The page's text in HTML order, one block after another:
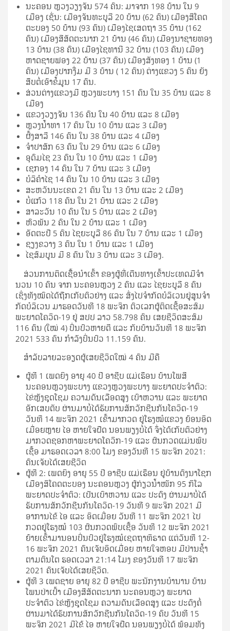
ນະຄອນ ຫຼວງວຽງຈັນ 574 ຄົນ: ມາຈາກ 198 ບ້ານ ໃນ 9
ເມືອງ ເຊັ່ນ: ເມືອງຈັນທະບູລີ 20 ບ້ານ (62 ຄົນ) ເມືອງສີໂຄດ
ຕະບອງ 50 ບ້ານ (93 ຄົນ) ເມືອງໄຊເສດຖາ 35 ບ້ານ (162
ຄົນ) ເມືອງສີສັດຕະນາກ 21 ບ້ານ (46 ຄົນ) ເມືອງນາຊາຍທອງ
13 ບ້ານ (38 ຄົນ) ເມືອງໄຊທານີ 32 ບ້ານ (103 ຄົນ) ເມືອງ
ຫາດຊາຍຟອງ 22 ບ້ານ (37 ຄົນ) ເມືອງສັງທອງ 1 ບ້ານ (1
ຄົນ) ເມືອງປາກງື່ມ ມີ 3 ບ້ານ ( 12 ຄົນ) ຕ່າງແຂວງ 5 ຄົນ ຍັງ
ສືບຕໍ່ເອົາຂໍ້ມູນ 17 ຄົນ.
ສ່ວນຕ່າງແຂວງມີ ຫຼວງພະບາງ 151 ຄົນ ໃນ 35 ບ້ານ ແລະ 8
ເມືອງ
ແຂວງວຽງຈັນ 136 ຄົນ ໃນ 40 ບ້ານ ແລະ 8 ເມືອງ
ຫຼວງນໍ້າທາ 17 ຄົນ ໃນ 10 ບ້ານ ແລະ 3 ເມືອງ
ຜົ້ງສາລີ 146 ຄົນ ໃນ 38 ບ້ານ ແລະ 4 ເມືອງ
ຈຳປາສັກ 63 ຄົນ ໃນ 29 ບ້ານ ແລະ 6 ເມືອງ
ອຸດົມໄຊ 23 ຄົນ ໃນ 10 ບ້ານ ແລະ 1 ເມືອງ
ເຊກອງ 14 ຄົນ ໃນ 7 ບ້ານ ແລະ 3 ເມືອງ
ບໍລິຄຳໄຊ 14 ຄົນ ໃນ 10 ບ້ານ ແລະ 3 ເມືອງ
ສະຫວັນນະເຂດ 21 ຄົນ ໃນ 13 ບ້ານ ແລະ 2 ເມືອງ
ບໍ່ແກ້ວ 118 ຄົນ ໃນ 21 ບ້ານ ແລະ 2 ເມືອງ
ສາລະວັນ 10 ຄົນ ໃນ 5 ບ້ານ ແລະ 2 ເມືອງ
ຫົວພັນ 2 ຄົນ ໃນ 2 ບ້ານ ແລະ 1 ເມືອງ
ອັດຕະປື 5 ຄົນ ໄຊຍະບູລີ 86 ຄົນ ໃນ 7 ບ້ານ ແລະ 1 ເມືອງ
ຊຽງຂວາງ 3 ຄົນ ໃນ 1 ບ້ານ ແລະ 1 ເມືອງ
ໄຊສົມບູນ ມີ 8 ຄົນ ໃນ 3 ບ້ານ ແລະ 3 ເມືອງ.
ສ່ວນການຕິດເຊືື້ອນໍາເຂົ້າ ຂອງຜູ້ທີ່ເດີນທາງເຂົ້າປະເທດມີຈໍາ
ນວນ 10 ຄົນ ຈາກ ນະຄອນຫຼວງ 2 ຄົນ ແລະ ໄຊຍະບູລີ 8 ຄົນ
ເຊິ່ງທັງໝົດໄດ້ຖືກເກັບຕົວຢ່າງ ແລະ ສົ່ງໄປຈໍາກັດບໍລິເວນຢູ່ສູນຈໍາ
ກັດບໍລິເວນ ມາຮອດວັນທີ 18 ພະຈິກ ຕົວເລກຜູ້ຕິດເຊື້ອສະສົມ
ພະຍາດໂຄວິດ-19 ຢູ່ ສປປ ລາວ 58.798 ຄົນ ເສຍຊີວິດສະສົມ
116 ຄົນ (ໃໝ່ 4) ປິ່ນປົວຫາຍດີ ແລະ ກັບບ້ານວັນທີ 18 ພະຈິກ
2021 533 ຄົນ ກໍາລັງປິ່ນປົວ 11.159 ຄົນ.
ສໍາລັບລາຍລະອຽດຜູ້ເສຍຊີວິດໃໝ່ 4 ຄົນ ມີຄື
ຜູ້ທີ 1 ເພດຍິງ ອາຍຸ 40 ປີ ອາຊີບ ແມ່ເຮືອນ ບ້ານໂພສີ
ນະຄອນຫຼວງພະບາງ ແຂວງຫຼວງພະບາງ ພະຍາດປະຈໍາຕົວ:
ໄຂ່ຫຼັງຊຸດໂຊມ ຄວາມດັນເລືອດສູງ ເບົາຫວານ ແລະ ພະຍາດ
ອັກເສບຕັບ ຜ່ານມາບໍ່ໄດ້ຮັບການສັກວັກຊີນກັນໂຄວິດ-19
ວັນທີ 14 ພະຈິກ 2021 ເຂົ້າມາກວດ ຢູ່ໂຮງໝໍແຂວງ ຍ້ອນອິດ
ເມື່ອຍຫຼາຍ ໄອ ຫາຍໃຈຝືດ ນອນພຽງບໍ່ໄດ້ ຈຶ່ງໄດ້ເກັບຕົວຢ່າງ
ມາກວດຊອກຫາພະຍາດໂຄວິກ-19 ແລະ ຜົນກວດແມ່ນພົບ
ເຊື້ອ ມາຮອດເວລາ 8:00 ໂມງ ຂອງວັນທີ 15 ພະຈິກ 2021:
ຄົນເຈັບໄດ້ເສຍຊີວິດ
ຜູ້ທີ 2: ເພດຍິງ ອາຍຸ 55 ປີ ອາຊີບ ແມ່ເຮືອນ ຢູ່ບ້ານດົງນາໂຊກ
ເມືອງສິໂຄດຕະບອງ ນະຄອນຫຼວງ ຜູ້ກ່ຽວນໍ້າໜັກ 95 ກິໂລ
ພະຍາດປະຈໍາຕົວ: ເປັນເບົາຫວານ ແລະ ປະດົງ ຜ່ານມາບໍ່ໄດ້
ຮັບການສັກວັກຊີນກັນໂຄວິດ-19 ວັນທີ 9 ພະຈິກ 2021 ມີ
ອາການໄຂ້ ໄອ ແລະ ອິດເມື່ອຍ ວັນທີ 11 ພະຈິກ 2021 ໄປ
ກວດຢູ່ໂຮງໝໍ 103 ຜົນກວດພົບເຊື້ອ ວັນທີ 12 ພະຈິກ 2021
ຍ້າຍເຂົ້າມານອນປິ່ນປົວຢູ່ໂຮງໝໍເຊດຖາທິຣາດ ແຕ່ວັນທີ 12-
16 ພະຈິກ 2021 ຄົນເຈັບອິດເມື່ອຍ ຫາຍໃຈຫອບ ມີປ່ານຊໍ້າ
ຕາມຕົນໂຕ ຮອດເວລາ 21:14 ໂມງ ຂອງວັນທີ 17 ພະຈິກ
2021 ຄົນເຈັບໄດ້ເສຍຊີວິດ.
ຜູ້ທີ 3 ເພດຊາຍ ອາຍຸ 82 ປີ ອາຊີບ ພະນັກງານບຳນານ ບ້ານ
ໂພນປ່າເປົ້າ ເມືອງສີສັດຕະນາກ ນະຄອນຫຼວງ ພະຍາດ
ປະຈຳຕົວ ໄຂ່ຫຼັງຊຸດໂຊມ ຄວາມດັນເລືອດສູງ ແລະ ປະດົງຄໍ່
ຜ່ານມາໄດ້ຮັບການສັກວັກຊີນກັນໂຄວິດ-19 ຄົບ ວັນທີ 15
ພະຈິກ 2021 ມີໄຂ້ ໄອ ຫາຍໃຈຝືດ ນອນພຽງບໍ່ໄດ້ ພ້ອມທັງ